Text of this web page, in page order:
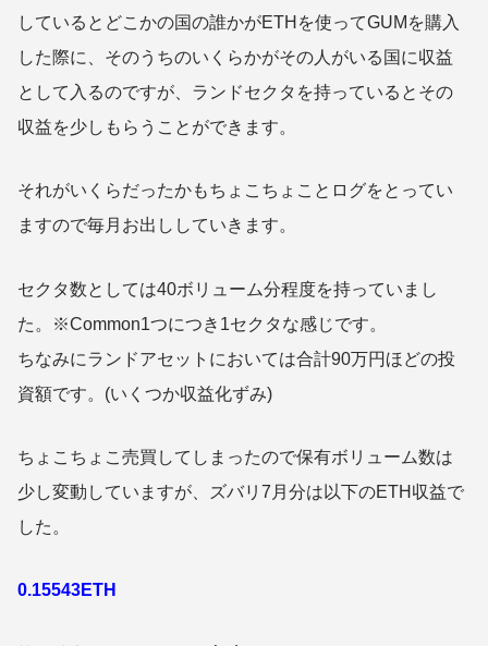
しているとどこかの国の誰かがETHを使ってGUMを購入
した際に、そのうちのいくらかがその人がいる国に収益
として入るのですが、ランドセクタを持っているとその
収益を少しもらうことができます。
それがいくらだったかもちょこちょことログをとってい
ますので毎月お出ししていきます。
セクタ数としては40ボリューム分程度を持っていまし
た。※Common1つにつき1セクタな感じです。
ちなみにランドアセットにおいては合計90万円ほどの投
資額です。(いくつか収益化ずみ)
ちょこちょこ売買してしまったので保有ボリューム数は
少し変動していますが、ズバリ7月分は以下のETH収益で
した。
0.15543ETH